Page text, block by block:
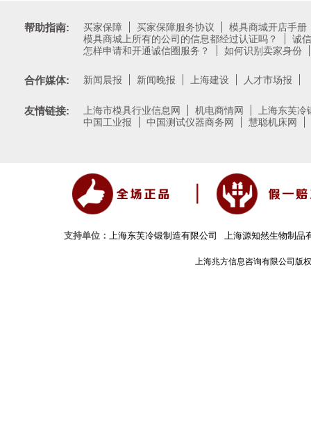
帮助指南: 买家保障 买家保障服务协议
模具商城开店手册
模具商城上所有的公司的信息都经过认证吗？
诚
怎样申请和开通诚信圈服务？
如何识别卖家身份
合作媒体: 新闻晨报 新闻晚报 上海建设 人才市场报
友情链接: 上海市模具行业信息网 机电商情网
上海东芙冷
中国工业报
中国测试仪器商务网 慧聪机床网
支持单位： 上海东芙冷锻制造有限公司 上海源知然生物制品
上海兆方信息咨询有限公司